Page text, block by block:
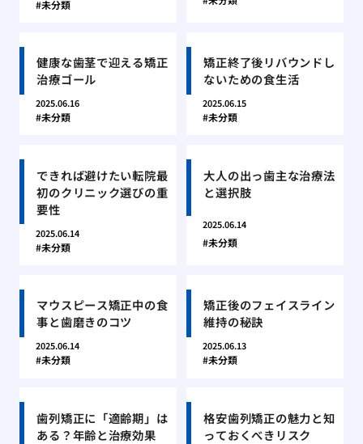
未分類
健康な歯茎で迎える矯正
治療ゴール
2025.06.16
未分類
矯正終了後リバウンドし
ないための食生活
2025.06.15
未分類
できれば避けたい転院最
初のクリニック選びの重
要性
2025.06.14
未分類
大人の出っ歯主な治療法
と選択肢
2025.06.14
未分類
マウスピース矯正中の食
事と歯磨きのコツ
2025.06.14
未分類
矯正後のフェイスライン
維持の秘訣
2025.06.13
未分類
歯列矯正に「適齢期」は
ある？年齢と治療効果
格安歯列矯正の魅力と知
っておくべきリスク